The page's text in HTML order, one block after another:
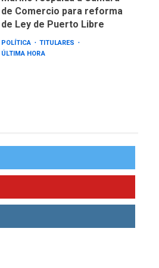
de Comercio para reforma
de Ley de Puerto Libre
POLÍTICA
TITULARES
ÚLTIMA HORA
desde el primer momento
asegura Gustavo Duque